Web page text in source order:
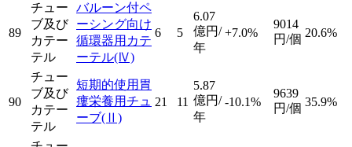
89
チュー
ブ及び
カテー
テル
バルーン付ペ
ーシング向け
循環器用カテ
ーテル(Ⅳ)
6 5
6.07
億円/
年
+7.0%
9014
円/個 20.6%
90
チュー
ブ及び
カテー
テル
短期的使用胃
瘻栄養用チュ
ーブ(Ⅱ)
21 11
5.87
億円/
年
-10.1%
9639
円/個 35.9%